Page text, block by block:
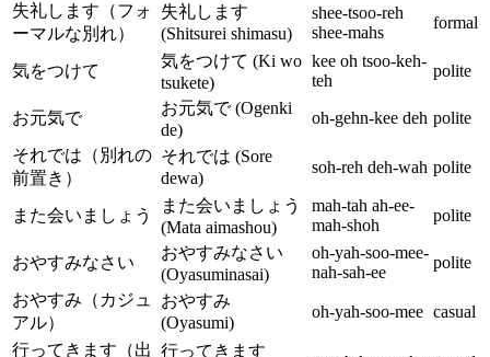
失礼します（フォ
ーマルな別れ）
失礼します
(Shitsurei shimasu)
shee-tsoo-reh
shee-mahs
formal
気をつけて
気をつけて (Ki wo
tsukete)
kee oh tsoo-keh-
teh
polite
お元気で
お元気で (Ogenki
de)
oh-gehn-kee deh polite
それでは（別れの
前置き）
それでは (Sore
dewa)
soh-reh deh-wah polite
また会いましょう
また会いましょう
(Mata aimashou)
mah-tah ah-ee-
mah-shoh
polite
おやすみなさい
おやすみなさい
(Oyasuminasai)
oh-yah-soo-mee-
nah-sah-ee
polite
おやすみ（カジュ
アル）
おやすみ
(Oyasumi)
oh-yah-soo-mee casual
行ってきます（出 行ってきます